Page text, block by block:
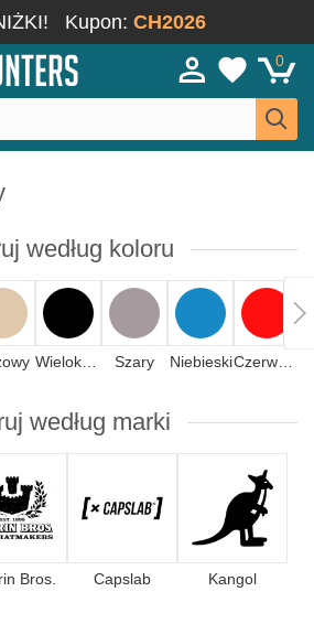
Kupon: CH2026
0
według koloru
Szary Niebieski
według marki
Bros. Capslab Kangol